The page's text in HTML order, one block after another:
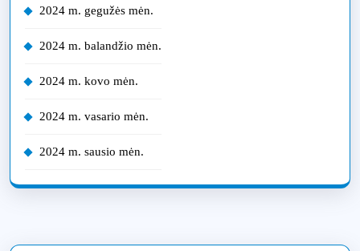
2024 m. gegužės mėn.
2024 m. balandžio mėn.
2024 m. kovo mėn.
2024 m. vasario mėn.
2024 m. sausio mėn.